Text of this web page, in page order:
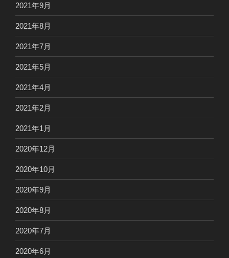
2021年9月
2021年8月
2021年7月
2021年5月
2021年4月
2021年2月
2021年1月
2020年12月
2020年10月
2020年9月
2020年8月
2020年7月
2020年6月